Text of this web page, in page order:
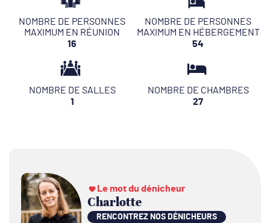
NOMBRE DE PERSONNES
MAXIMUM EN RÉUNION
16
NOMBRE DE PERSONNES
MAXIMUM EN HÉBERGEMENT
54
NOMBRE DE SALLES
1
NOMBRE DE CHAMBRES
27
Le mot du dénicheur
Charlotte
RENCONTREZ NOS DÉNICHEURS